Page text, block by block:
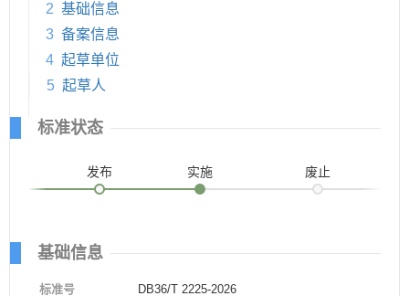
2 基础信息
3 备案信息
4 起草单位
5 起草人
标准状态
发布 实施 废止
基础信息
标准号
DB36/T 2225-2026